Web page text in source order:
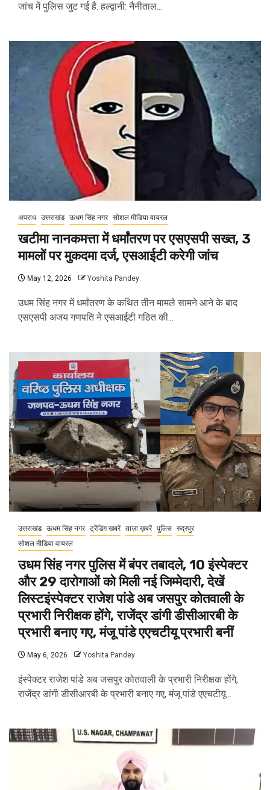
जांच में पुलिस जुट गई है. हल्द्वानी: नैनीताल...
अपराध उत्तराखंड ऊधम सिंह नगर सोशल मीडिया वायरल
खटीमा नानकमत्ता में धर्मांतरण पर एसएसपी सख्त, 3
मामलों पर मुकदमा दर्ज, एसआईटी करेगी जांच
May 12, 2026 Yoshita Pandey
उधम सिंह नगर में धर्मांतरण के कथित तीन मामले सामने आने के बाद
एसएसपी अजय गणपति ने एसआईटी गठित की...
उत्तराखंड ऊधम सिंह नगर ट्रेंडिंग खबरें ताज़ा ख़बरें पुलिस रुद्रपुर
सोशल मीडिया वायरल
उधम सिंह नगर पुलिस में बंपर तबादले, 10 इंस्पेक्टर
और 29 दारोगाओं को मिली नई जिम्मेदारी, देखें
लिस्टइंस्पेक्टर राजेश पांडे अब जसपुर कोतवाली के
प्रभारी निरीक्षक होंगे, राजेंद्र डांगी डीसीआरबी के
प्रभारी बनाए गए, मंजू पांडे एएचटीयू प्रभारी बनीं
May 6, 2026 Yoshita Pandey
इंस्पेक्टर राजेश पांडे अब जसपुर कोतवाली के प्रभारी निरीक्षक होंगे,
राजेंद्र डांगी डीसीआरबी के प्रभारी बनाए गए, मंजू पांडे एएचटीयू...